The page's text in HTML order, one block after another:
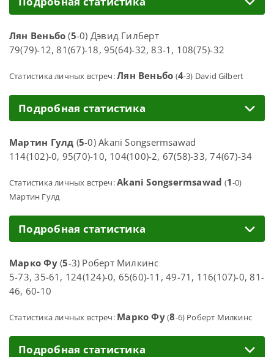
Лян Веньбо (5-0) Дэвид Гилберт
79(79)-12, 81(67)-18, 95(64)-32, 83-1, 108(75)-32
Статистика личных встреч:Лян Веньбо (4-3) David Gilbert
Подробная статистика
Мартин Гулд (5-0) Akani Songsermsawad
114(102)-0, 95(70)-10, 104(100)-2, 67(58)-33, 74(67)-34
Статистика личных встреч:Akani Songsermsawad (1-0)
Мартин Гулд
Подробная статистика
Марко Фу(5-3) Роберт Милкинс
5-73, 35-61, 124(124)-0, 65(60)-11, 49-71, 116(107)-0, 81-
46, 60-10
Статистика личных встреч: Марко Фу(8-6) Роберт Милкинс
Подробная статистика